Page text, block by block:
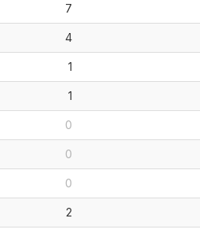
7
4
1
1
0
0
0
2